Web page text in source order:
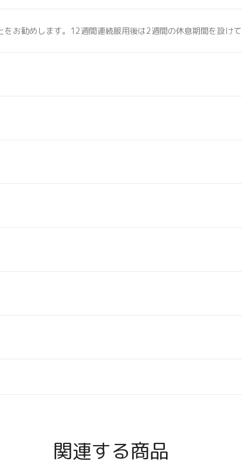
お勧めします。12週間連続服用後は2週間の休息期間を設け
関連する商品